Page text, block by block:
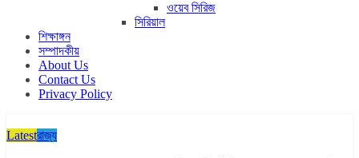
ওয়েব সিরিজ
সিরিয়াল
শিক্ষাঙ্গন
সম্পাদকীয়
About Us
Contact Us
Privacy Policy
Latestরাজ্য​